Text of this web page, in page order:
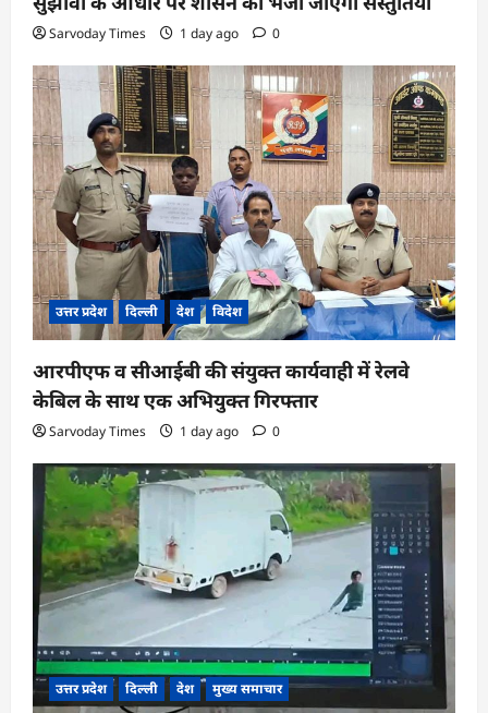
Sarvoday Times 1 day ago 0
उत्तर प्रदेश दिल्ली देश विदेश
आरपीएफ व सीआईबी की संयुक्त कार्यवाही में रेलवे
केबिल के साथ एक अभियुक्त गिरफ्तार
Sarvoday Times 1 day ago 0
उत्तर प्रदेश दिल्ली देश मुख्य समाचार